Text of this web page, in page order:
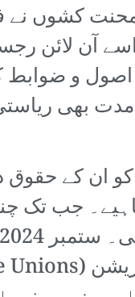
کشوں نے
اصول و
45 دن کی
کے حقوق
جب تک